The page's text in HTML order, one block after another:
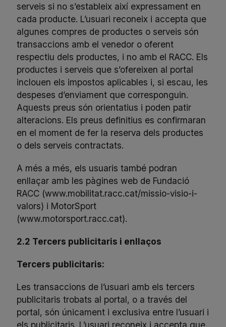
serveis si no s’estableix així expressament en
cada producte. L’usuari reconeix i accepta que
algunes compres de productes o serveis són
transaccions amb el venedor o oferent
respectiu dels productes, i no amb el RACC. Els
productes i serveis que s’ofereixen al portal
inclouen els impostos aplicables i, si escau, les
despeses d’enviament que corresponguin.
Aquests preus són orientatius i poden patir
alteracions. Els preus definitius es confirmaran
en el moment de fer la reserva dels productes
o dels serveis contractats.
A més a més, els usuaris també podran
enllaçar amb les pàgines web de Fundació
RACC (www.mobilitat.racc.cat/missio-visio-i-
valors) i MotorSport
(www.motorsport.racc.cat).
2.2 Tercers publicitaris i enllaços
Tercers publicitaris:
Les transaccions de l’usuari amb els tercers
publicitaris trobats al portal, o a través del
portal, són únicament i exclusiva entre l’usuari i
els publicitaris. L’usuari reconeix i accepta que